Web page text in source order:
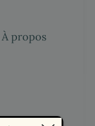
À propos